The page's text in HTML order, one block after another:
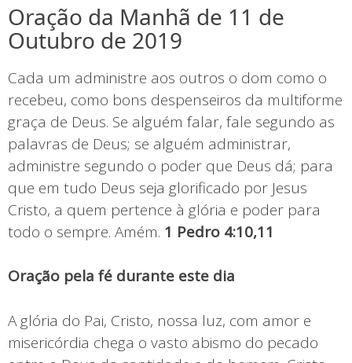
Oração da Manhã de 11 de
Outubro de 2019
Cada um administre aos outros o dom como o
recebeu, como bons despenseiros da multiforme
graça de Deus. Se alguém falar, fale segundo as
palavras de Deus; se alguém administrar,
administre segundo o poder que Deus dá; para
que em tudo Deus seja glorificado por Jesus
Cristo, a quem pertence à glória e poder para
todo o sempre. Amém. 1 Pedro 4:10,11
Oração pela fé durante este dia
A glória do Pai, Cristo, nossa luz, com amor e
misericórdia chega o vasto abismo do pecado